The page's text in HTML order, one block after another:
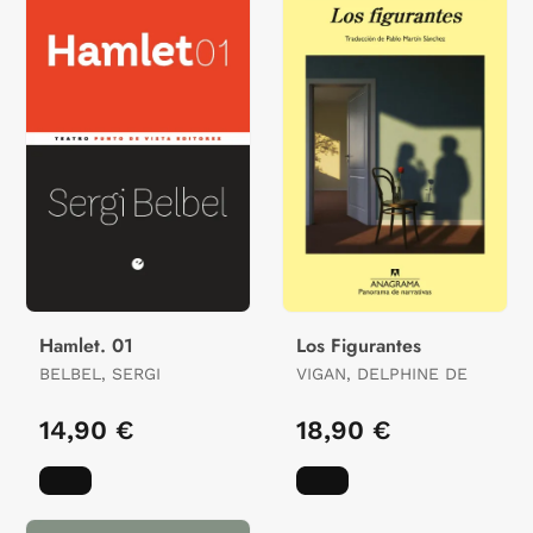
Hamlet. 01
BELBEL, SERGI
14,90 €
Los Figurantes
VIGAN, DELPHINE DE
18,90 €